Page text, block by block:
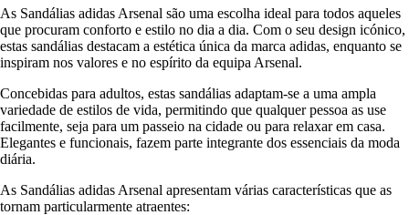
As Sandálias adidas Arsenal são uma escolha ideal para todos aqueles
que procuram conforto e estilo no dia a dia. Com o seu design icónico,
estas sandálias destacam a estética única da marca adidas, enquanto se
inspiram nos valores e no espírito da equipa Arsenal.
Concebidas para adultos, estas sandálias adaptam-se a uma ampla
variedade de estilos de vida, permitindo que qualquer pessoa as use
facilmente, seja para um passeio na cidade ou para relaxar em casa.
Elegantes e funcionais, fazem parte integrante dos essenciais da moda
diária.
As Sandálias adidas Arsenal apresentam várias características que as
tornam particularmente atraentes: